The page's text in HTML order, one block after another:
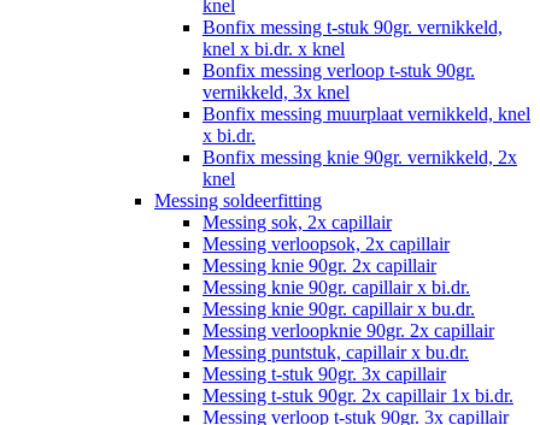
knel
Bonfix messing t-stuk 90gr. vernikkeld,
knel x bi.dr. x knel
Bonfix messing verloop t-stuk 90gr.
vernikkeld, 3x knel
Bonfix messing muurplaat vernikkeld, knel
x bi.dr.
Bonfix messing knie 90gr. vernikkeld, 2x
knel
Messing soldeerfitting
Messing sok, 2x capillair
Messing verloopsok, 2x capillair
Messing knie 90gr. 2x capillair
Messing knie 90gr. capillair x bi.dr.
Messing knie 90gr. capillair x bu.dr.
Messing verloopknie 90gr. 2x capillair
Messing puntstuk, capillair x bu.dr.
Messing t-stuk 90gr. 3x capillair
Messing t-stuk 90gr. 2x capillair 1x bi.dr.
Messing verloop t-stuk 90gr. 3x capillair